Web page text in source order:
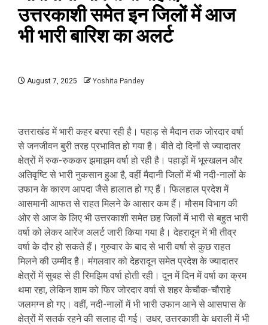
उत्तरकाशी समेत इन जिलों में आज
भी भारी बारिश का अलर्ट
August 7, 2025 Yoshita Pandey
उत्तराखंड में भारी कहर बरपा रही है। पहाड़ से मैदान तक जोरदार वर्षा
से जनजीवन बुरी तरह प्रभावित हो गया है। बीते दो दिनों से ज्यादातर
क्षेत्रों में रुक-रुककर झमाझम वर्षा हो रही है। पहाड़ों में भूस्खलन और
अतिवृष्टि से भारी नुकसान हुआ है, वहीं मैदानी जिलों में भी नदी-नालों के
उफान के कारण आपदा जैसे हालात हो गए हैं। फिलहाल प्रदेश में
आसमानी आफत से राहत मिलने के आसार कम हैं। मौसम विभाग की
ओर से आज के लिए भी उत्तरकाशी समेत छह जिलों में भारी से बहुत भारी
वर्षा को लेकर आरेंज अलर्ट जारी किया गया है। देहरादून में भी तीव्र
वर्षा के दौर हो सकते हैं। गुरुवार के बाद से भारी वर्षा से कुछ राहत
मिलने की उम्मीद है। मंगलवार को देहरादून समेत प्रदेश के ज्यादातर
क्षेत्रों में सुबह से ही रिमझिम वर्षा होती रही। दून में दिन में वर्षा का क्रम
थमा रहा, लेकिन शाम को फिर जोरदार वर्षा से शहर केचौक-चौराहे
जलमग्न हो गए। वहीं, नदी-नालों में भी भारी उफान आने से आसपास के
क्षेत्रों में सतर्क रहने की सलाह दी गई। उधर, उत्तरकाशी के धराली में भी